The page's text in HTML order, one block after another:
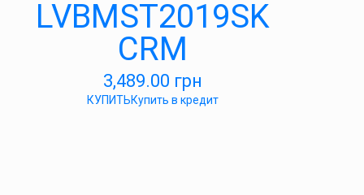
LVBMST2019SK
CRM
3,489.00 грн
КУПИТЬКупить в кредит